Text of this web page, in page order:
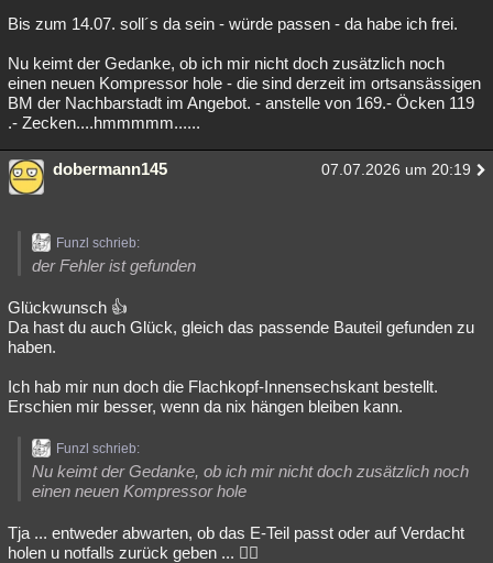
Bis zum 14.07. soll´s da sein - würde passen - da habe ich frei.
Nu keimt der Gedanke, ob ich mir nicht doch zusätzlich noch
einen neuen Kompressor hole - die sind derzeit im ortsansässigen
BM der Nachbarstadt im Angebot. - anstelle von 169.- Öcken 119
.- Zecken....hmmmmm......
dobermann145 07.07.2026 um 20:19
Funzl schrieb:
der Fehler ist gefunden
Glückwunsch 👍
Da hast du auch Glück, gleich das passende Bauteil gefunden zu
haben.
Ich hab mir nun doch die Flachkopf-Innensechskant bestellt.
Erschien mir besser, wenn da nix hängen bleiben kann.
Funzl schrieb:
Nu keimt der Gedanke, ob ich mir nicht doch zusätzlich noch
einen neuen Kompressor hole
Tja ... entweder abwarten, ob das E-Teil passt oder auf Verdacht
holen u notfalls zurück geben ... 🤷‍♂️